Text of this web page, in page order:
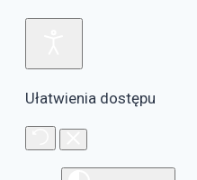
Ułatwienia dostępu